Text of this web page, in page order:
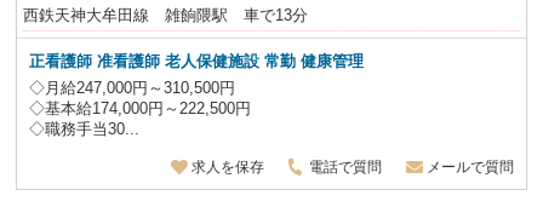
西鉄天神大牟田線 雑餉隈駅 車で13分
正看護師 准看護師 老人保健施設 常勤 健康管理
◇月給247,000円～310,500円
◇基本給174,000円～222,500円
◇職務手当30...
求人を保存 電話で質問 メールで質問